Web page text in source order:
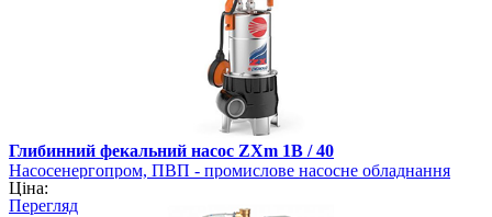
Глибинний фекальний насос ZXm 1B / 40
Насосенергопром, ПВП - промислове насосне обладнання
Ціна:
Перегляд